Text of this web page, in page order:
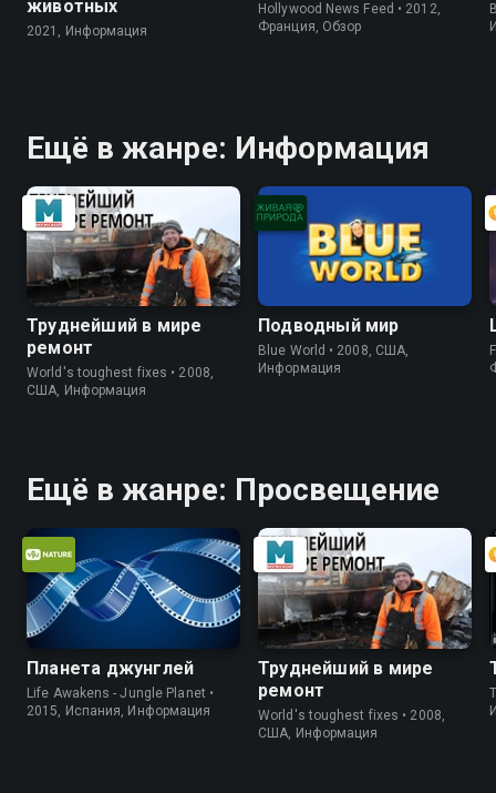
животных
2021, Информация
Hollywood News Feed • 2012,
Франция, Обзор
Ещё в жанре: Информация
Труднейший в мире
ремонт
World's toughest fixes • 2008,
США, Информация
Подводный мир
Blue World • 2008, США,
Информация
Ещё в жанре: Просвещение
Планета джунглей
Life Awakens - Jungle Planet •
2015, Испания, Информация
Труднейший в мире
ремонт
World's toughest fixes • 2008,
США, Информация